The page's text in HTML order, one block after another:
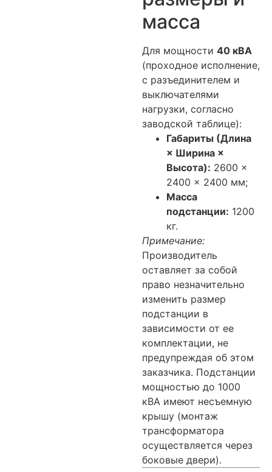
масса
Для мощности 40 кВА
(проходное исполнение,
с разъединителем и
выключателями
нагрузки, согласно
заводской таблице):
Габариты (Длина
× Ширина ×
Высота): 2600 ×
2400 × 2400 мм;
Масса
подстанции: 1200
кг.
Примечание:
Производитель
оставляет за собой
право незначительно
изменить размер
подстанции в
зависимости от ее
комплектации, не
предупреждая об этом
заказчика. Подстанции
мощностью до 1000
кВА имеют несъемную
крышу (монтаж
трансформатора
осуществляется через
боковые двери).